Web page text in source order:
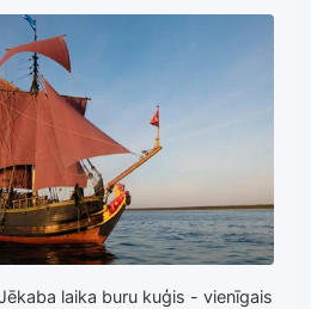
laika buru kuģis - vienīgais